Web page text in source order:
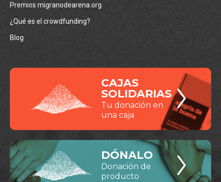
Premios migranodearena.org
¿Qué es el crowdfunding?
Blog
CAJAS
SOLIDARIAS
Tu donación en
una caja
DÓNALO
Donación de
producto